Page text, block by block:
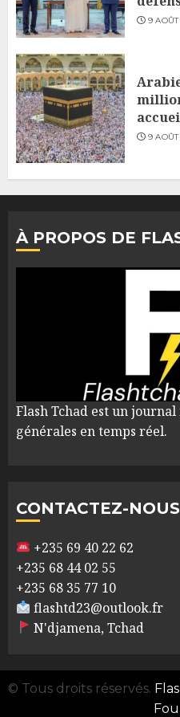
9
9
À PROPOS DE
Flash Tchad est un
générales en temps réel.
CONTACTEZ-NOUS
+235 69 40 22 62
+235 68 44 02 55
+235 68 35 77 10
flashtd23@outlook.fr
N'djamena, Tchad
© Tous droits réservés.